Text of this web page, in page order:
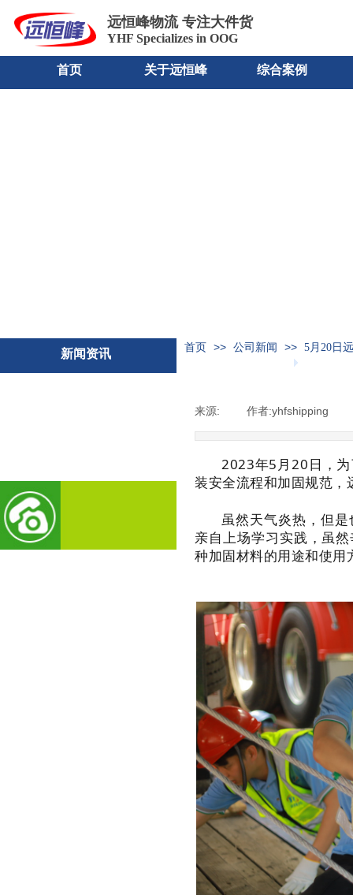
远恒峰物流 专注大件货
首页 关于远恒峰 综合案例
YHF Specializes in OOG
首页 >> 公司新闻 >> 5月20日
新闻资讯
来源: 作者:yhfshipping
2023年5月20日，
装安全流程和加固规范
虽然天气炎热，但
亲自上场学习实践，虽
种加固材料的用途和使